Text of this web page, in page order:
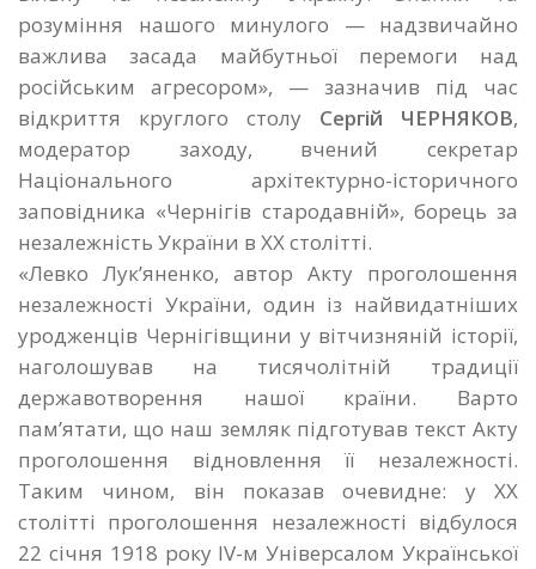
розуміння нашого минулого — надзвичайно
важлива засада майбутньої перемоги над
російським агресором», — зазначив під час
відкриття круглого столу Сергій ЧЕРНЯКОВ,
модератор заходу, вчений секретар
Національного архітектурно-історичного
заповідника «Чернігів стародавній», борець за
незалежність України в XX столітті.
«Левко Лук’яненко, автор Акту проголошення
незалежності України, один із найвидатніших
уродженців Чернігівщини у вітчизняній історії,
наголошував на тисячолітній традиції
державотворення нашої країни. Варто
пам’ятати, що наш земляк підготував текст Акту
проголошення відновлення її незалежності.
Таким чином, він показав очевидне: у XX
столітті проголошення незалежності відбулося
22 січня 1918 року IV-м Універсалом Української